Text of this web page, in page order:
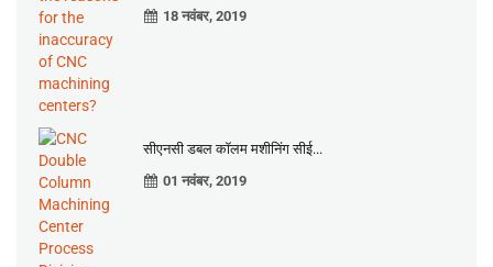
18 नवंबर, 2019
सीएनसी डबल कॉलम मशीनिंग सीई...
01 नवंबर, 2019